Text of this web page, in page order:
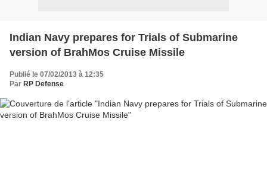
Indian Navy prepares for Trials of Submarine
version of BrahMos Cruise Missile
Publié le 07/02/2013 à 12:35
Par RP Defense